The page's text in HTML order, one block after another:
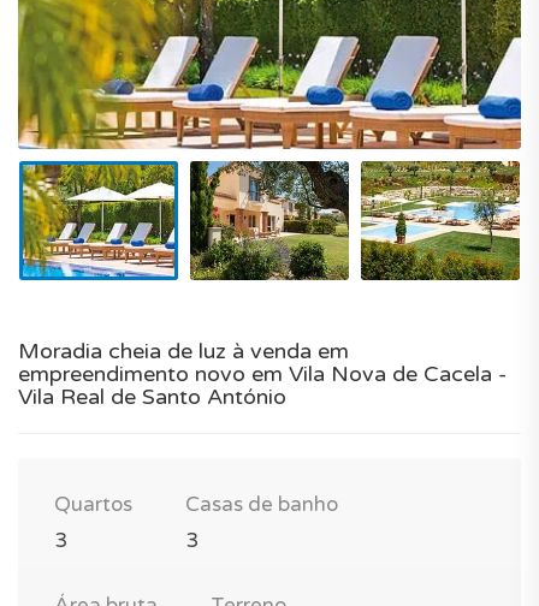
Moradia cheia de luz à venda em
empreendimento novo em Vila Nova de Cacela -
Vila Real de Santo António
Quartos
3
Casas de banho
3